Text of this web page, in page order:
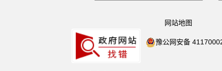
网站地图
豫公网安备